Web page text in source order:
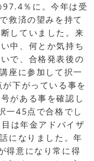
％に。今年は受
救済の望みを持て
していました。来
中、何とか気持ち
で、合格発表後の
座に参加して択一
下がっている事を
がある事を確認し
一45点で合格でし
は年金アドバイザ
になりました。年
得意になり常に得